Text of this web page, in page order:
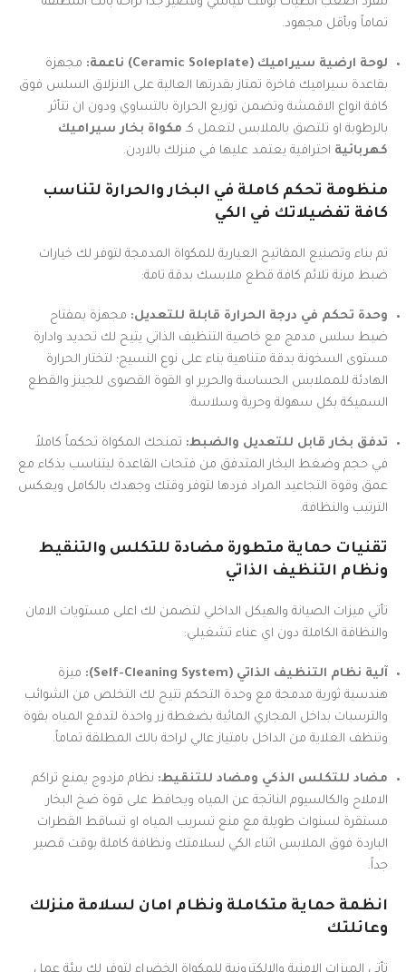
تماماً وبأقل مجهود.
لوحة ارضية سيراميك (Ceramic Soleplate) ناعمة:
مجهزة
بقاعدة سيراميك فاخرة تمتاز بقدرتها العالية على الانزلاق السلس فوق
كافة انواع الاقمشة وتضمن توزيع الحرارة بالتساوي ودون ان تتأثر
بالرطوبة او تلتصق بالملابس لتعمل كـ مكواة بخار سيراميك
كهربائية احترافية يعتمد عليها في منزلك بالاردن.
منظومة تحكم كاملة في البخار والحرارة لتناسب
كافة تفضيلاتك في الكي
تم بناء وتصنيع المفاتيح العيارية للمكواة المدمجة لتوفر لك خيارات
ضبط مرنة تلائم كافة قطع ملابسك بدقة تامة:
وحدة تحكم في درجة الحرارة قابلة للتعديل: مجهزة بمفتاح
ضبط سلس مدمج مع خاصية التنظيف الذاتي يتيح لك تحديد وادارة
مستوى السخونة بدقة متناهية بناء على نوع النسيج؛ لتختار الحرارة
الهادئة للمملابس الحساسة والحرير او القوة القصوى للجينز والقطع
السميكة بكل سهولة وحرية وسلاسة.
تدفق بخار قابل للتعديل والضبط: تمنحك المكواة تحكماً كاملاً
في حجم وضغط البخار المتدفق من فتحات القاعدة ليتناسب بذكاء مع
عمق وقوة التجاعيد المراد فردها لتوفر وقتك وجهدك بالكامل ويعكس
الترتيب والنظافة.
تقنيات حماية متطورة مضادة للتكلس والتنقيط
ونظام التنظيف الذاتي
تأتي ميزات الصيانة والهيكل الداخلي لتضمن لك اعلى مستويات الامان
والنظافة الكاملة دون اي عناء تشغيلي:
آلية نظام التنظيف الذاتي (Self-Cleaning System):
ميزة
هندسية ثورية مدمجة مع وحدة التحكم تتيح لك التخلص من الشوائب
والترسبات بداخل المجاري المائية بضغطة زر واحدة لتدفع المياه بقوة
وتنظف الغلاية من الداخل بامتياز عالي لراحة بالك المطلقة تماماً.
مضاد للتكلس الذكي ومضاد للتنقيط: نظام مزدوج يمنع تراكم
الاملاح والكالسيوم الناتجة عن المياه ويحافظ على قوة ضخ البخار
مستقرة لسنوات طويلة مع منع تسريب المياه او تساقط القطرات
الباردة فوق الملابس اثناء الكي لسلامتك ونظافة كاملة بوقت قصير
جداً.
انظمة حماية متكاملة ونظام امان لسلامة منزلك
وعائلتك